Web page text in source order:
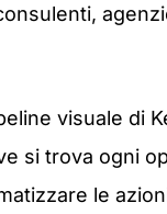
visuale di
si trova ogni
le